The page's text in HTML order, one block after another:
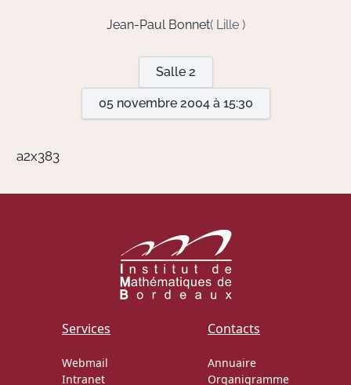
Jean-Paul Bonnet( Lille )
Salle 2
05 novembre 2004 à 15:30
a2x383
Services
Webmail
Intranet
Contacts
Annuaire
Organigramme